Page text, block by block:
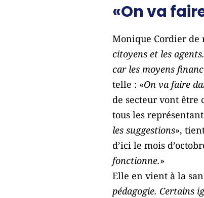
«On va
Monique Cordier de
citoyens et les agents.
car les moyens
telle : «On va faire
de secteur vont être
tous les
les suggestions»,
d’ici le mois
fonctionne.»
Elle en vient à la
pédagogie. Certains